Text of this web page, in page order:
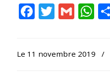
Facebook
Twitter
Le 11 novembre 2019 /